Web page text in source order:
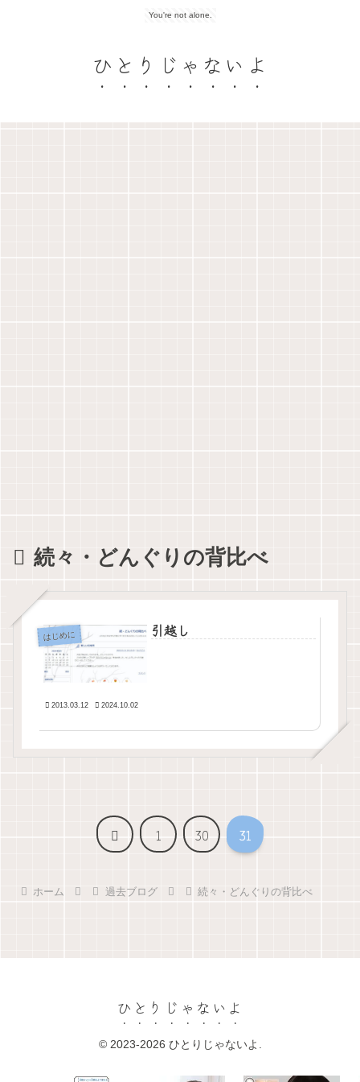
You're not alone.
ひとりじゃないよ
続々・どんぐりの背比べ
はじめに 引越し
2013.03.12 2024.10.02
前
1 30 31
ホーム 過去ブログ 続々・どんぐりの背比べ
ひとりじゃないよ
© 2023-2026 ひとりじゃないよ.